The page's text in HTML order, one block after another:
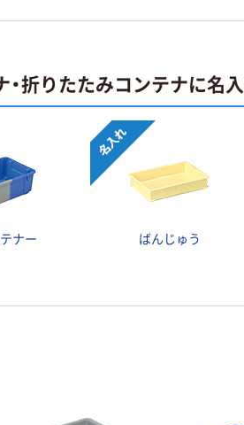
・折りたたみコンテナに名
ナー ばんじゅう